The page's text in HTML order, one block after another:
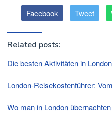
Facebook Tweet
Related posts:
Die besten Aktivitäten in
London-Reisekostenführer:
Wo man in London